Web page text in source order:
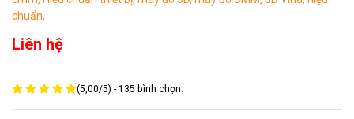
chuẩn,
Liên hệ
(5,00/5) -135 bình chọn.